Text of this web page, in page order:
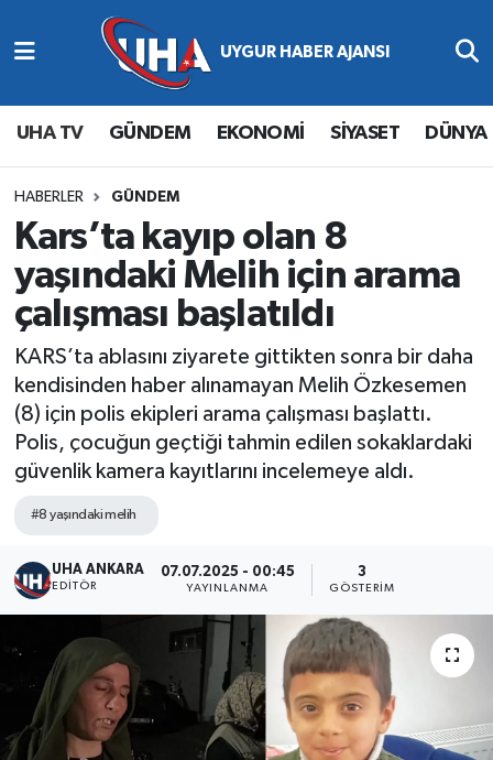
UHA TV GÜNDEM EKONOMİ SİYASET DÜNYA
HABERLER GÜNDEM
Kars’ta kayıp olan 8
yaşındaki Melih için arama
çalışması başlatıldı
KARS’ta ablasını ziyarete gittikten sonra bir daha
kendisinden haber alınamayan Melih Özkesemen
(8) için polis ekipleri arama çalışması başlattı.
Polis, çocuğun geçtiği tahmin edilen sokaklardaki
güvenlik kamera kayıtlarını incelemeye aldı.
#8 yaşındaki melih
UHA ANKARA
EDITÖR
07.07.2025 - 00:45
YAYINLANMA
3
GÖSTERIM
Abone Ol
Gündem
Ekonomi
Magazin
Siyaset
Spor
Yaşam
Nöbetçi Eczaneler
Hava Durumu
Namaz Vakitleri
Trafik Durumu
Süper Lig Puan Durumu ve Fikstür
Tüm Manşetler
Son Dakika Haberleri
Haber Arşivi